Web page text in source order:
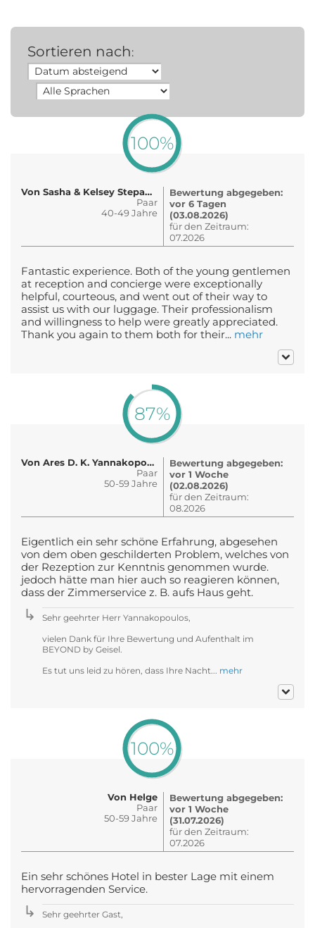
Sortieren nach:
100%
Von Sasha & Kelsey Stepanovic
Paar
40-49 Jahre
Bewertung abgegeben:
vor 6 Tagen
(03.08.2026)
für den Zeitraum:
07.2026
Fantastic experience. Both of the young gentlemen
at reception and concierge were exceptionally
helpful, courteous, and went out of their way to
assist us with our luggage. Their professionalism
and willingness to help were greatly appreciated.
Thank you again to them both for their... mehr
87%
Von Ares D. K. Yannakopoulos
Paar
50-59 Jahre
Bewertung abgegeben:
vor 1 Woche
(02.08.2026)
für den Zeitraum:
08.2026
Eigentlich ein sehr schöne Erfahrung, abgesehen
von dem oben geschilderten Problem, welches von
der Rezeption zur Kenntnis genommen wurde.
jedoch hätte man hier auch so reagieren können,
dass der Zimmerservice z. B. aufs Haus geht.
Sehr geehrter Herr Yannakopoulos,
vielen Dank für Ihre Bewertung und Aufenthalt im
BEYOND by Geisel.
Es tut uns leid zu hören, dass Ihre Nacht... mehr
100%
Von Helge
Paar
50-59 Jahre
Bewertung abgegeben:
vor 1 Woche
(31.07.2026)
für den Zeitraum:
07.2026
Ein sehr schönes Hotel in bester Lage mit einem
hervorragenden Service.
Sehr geehrter Gast,